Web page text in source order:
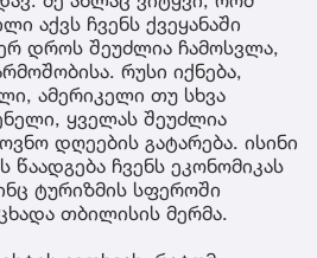
აქვს ჩვენს ქვეყანაში
დროს შეუძლია ჩამოსვლა,
რუსი იქნება,
ამერიკელი თუ სხვა
ყველას შეუძლია
დღეების გატარება. ისინი
წაადგება ჩვენს ეკონომიკას
ტურიზმის სფეროში
თბილისის მერმა.